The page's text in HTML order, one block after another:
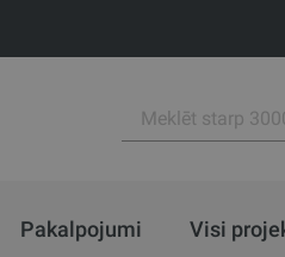
Pakalpojumi Visi